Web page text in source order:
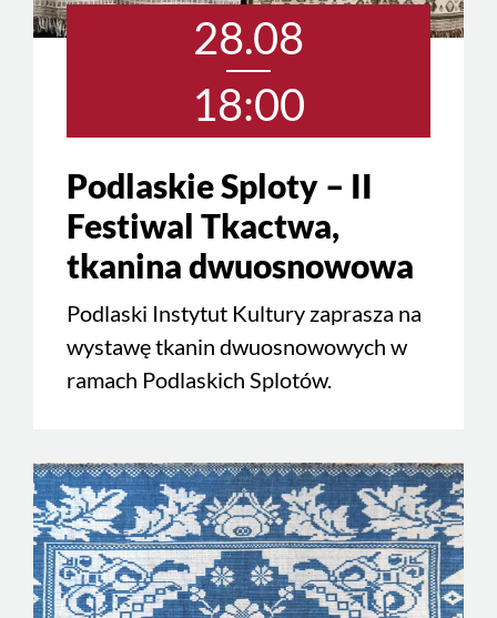
28.08
18:00
Podlaskie Sploty – II
Festiwal Tkactwa,
tkanina dwuosnowowa
Podlaski Instytut Kultury zaprasza na
wystawę tkanin dwuosnowowych w
ramach Podlaskich Splotów.